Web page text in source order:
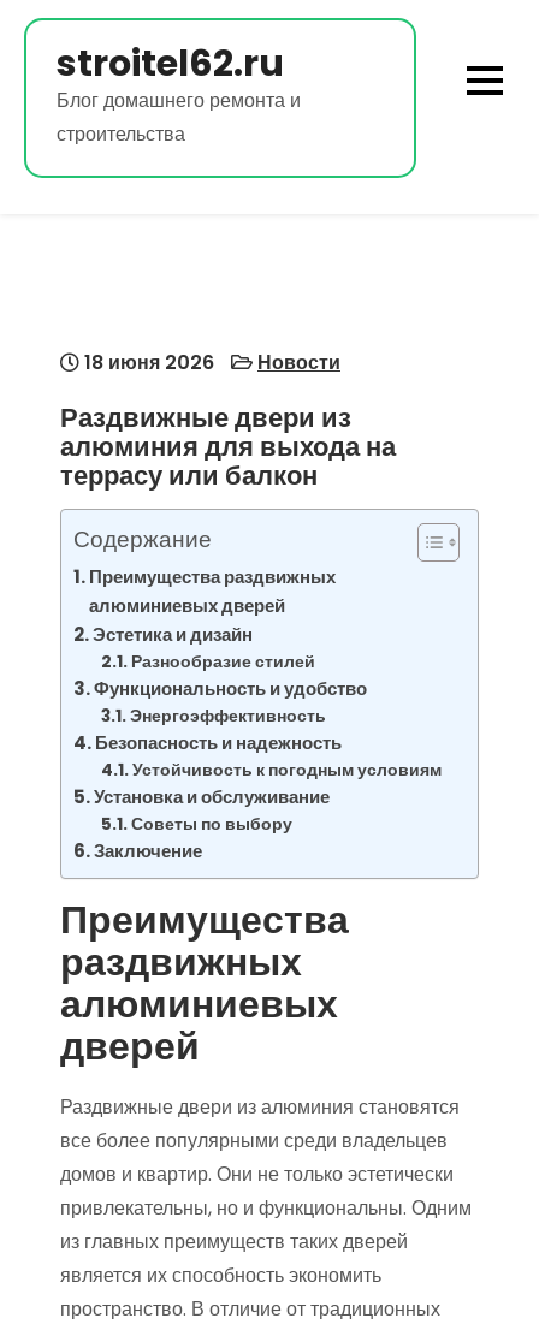
Перейти
содержимому
stroitel62.ru
Блог домашнего ремонта и
строительства
18 июня 2026 Новости
Раздвижные двери из
алюминия для выхода на
террасу или балкон
Содержание
Преимущества раздвижных
алюминиевых дверей
Эстетика и дизайн
Разнообразие стилей
Функциональность и удобство
Энергоэффективность
Безопасность и надежность
Устойчивость к погодным условиям
Установка и обслуживание
Советы по выбору
Заключение
Преимущества
раздвижных
алюминиевых
дверей
Раздвижные двери из алюминия становятся
все более популярными среди владельцев
домов и квартир. Они не только эстетически
привлекательны, но и функциональны. Одним
из главных преимуществ таких дверей
является их способность экономить
пространство. В отличие от традиционных